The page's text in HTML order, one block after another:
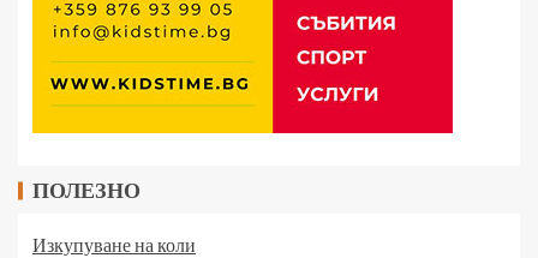
ПОЛЕЗНО
Изкупуване на коли